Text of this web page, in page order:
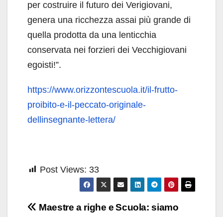
per costruire il futuro dei Verigiovani,
genera una ricchezza assai più grande di
quella prodotta da una lenticchia
conservata nei forzieri dei Vecchigiovani
egoisti!”.
https://www.orizzontescuola.it/il-frutto-
proibito-e-il-peccato-originale-
dellinsegnante-lettera/
Post Views: 33
NavigazioneScuola: siamo
Maestre a righe e